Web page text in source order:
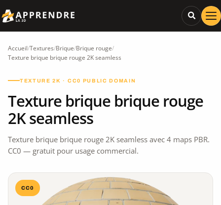
Accueil/Textures/Brique/Brique rouge/
Texture brique brique rouge 2K seamless
TEXTURE 2K · CC0 PUBLIC DOMAIN
Texture brique brique rouge
2K seamless
Texture brique brique rouge 2K seamless avec 4 maps PBR.
CC0 — gratuit pour usage commercial.
CC0